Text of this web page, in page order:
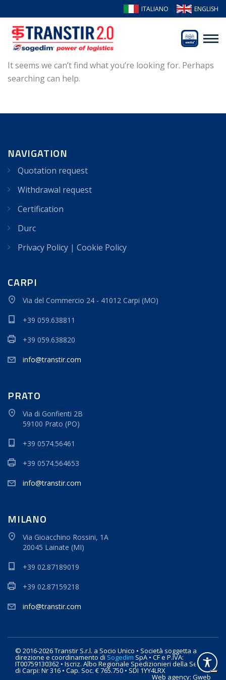
ITALIANO ENGLISH
It seems we can’t find what you’re looking for. Perhaps
searching can help.
NAVIGATION
Quotation request
Withdrawal request
Certification
Durc
Privacy Policy | Cookie Policy
CARPI
Via del Commercio 24 - 41012 Carpi (MO)
+39 059.638811
+39 059.638820
info@transtir.com
PRATO
Via di Gonfienti 2B
59100 Prato (PO)
+39 0574.56461
+39 0574.564653
info@transtir.com
MILANO
Via Gioacchino Rossini, 1A
20045 Lainate (MI)
+39 02.87189019
+39 02.87159218
info@transtir.com
© 2016-2026 Transtir S.r.l. a Socio Unico • Società soggetta a
direzione e coordinamento di Sogedim SpA • CF e P.IVA:
IT00759130362 • Iscriz. Albo Regionale Spedizionieri della Sede
di Carpi: Nr 316 • Cap. Soc. € 765.750 • SDI 1YY4LRX
Web agency: Gweb